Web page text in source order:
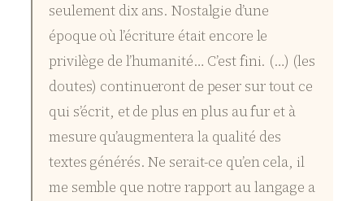
seulement dix ans. Nostalgie d’une
époque où l’écriture était encore le
privilège de l’humanité… C’est fini. (…) (les
doutes) continueront de peser sur tout ce
qui s’écrit, et de plus en plus au fur et à
mesure qu’augmentera la qualité des
textes générés. Ne serait-ce qu’en cela, il
me semble que notre rapport au langage a